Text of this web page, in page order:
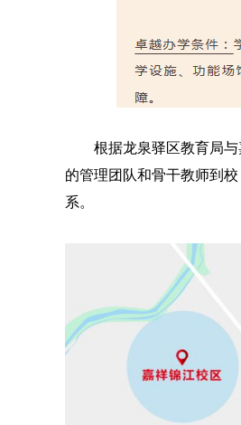
根据龙泉驿区教育局
的管理团队和骨干教师到
系。